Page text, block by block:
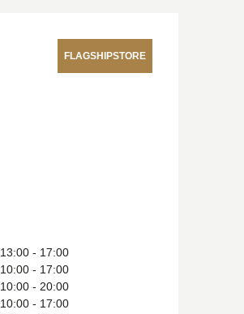
FLAGSHIPSTORE
13:00 - 17:00
10:00 - 17:00
10:00 - 20:00
10:00 - 17:00